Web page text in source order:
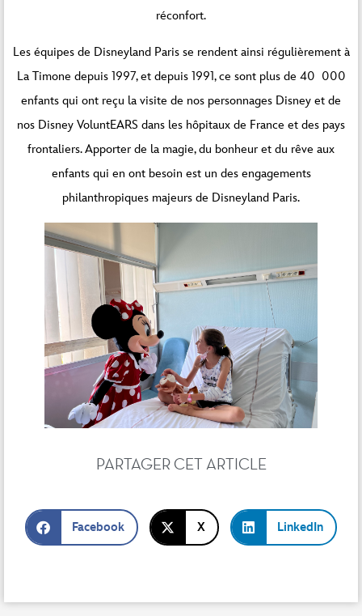
réconfort.
Les équipes de Disneyland Paris se rendent ainsi régulièrement à
La Timone depuis 1997, et depuis 1991, ce sont plus de 40 000
enfants qui ont reçu la visite de nos personnages Disney et de
nos Disney VoluntEARS dans les hôpitaux de France et des pays
frontaliers. Apporter de la magie, du bonheur et du rêve aux
enfants qui en ont besoin est un des engagements
philanthropiques majeurs de Disneyland Paris.
PARTAGER CET ARTICLE
Facebook X LinkedIn